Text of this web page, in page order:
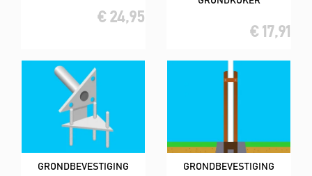
€ 24,95
€ 17,91
GRONDBEVESTIGING
GRONDBEVESTIGING